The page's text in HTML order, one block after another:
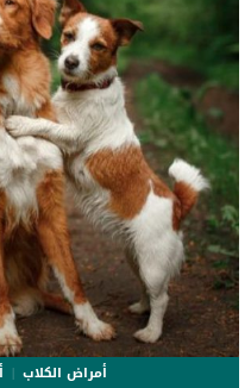
أمراض الكلاب